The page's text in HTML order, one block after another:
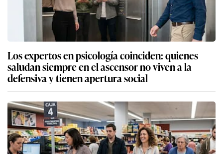
Los expertos en psicología coinciden: quienes
saludan siempre en el ascensor no viven a la
defensiva y tienen apertura social